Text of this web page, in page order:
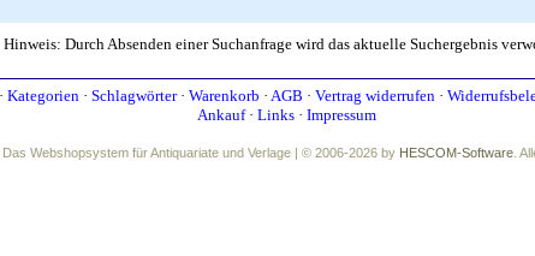
Hinweis: Durch Absenden einer Suchanfrage wird das aktuelle Suchergebnis
Kategorien· Schlagwörter· Warenkorb · AGB · Vertrag widerrufen·
Ankauf· Links· Impressum
Das Webshopsystem für Antiquariate und Verlage | © 2006-2026 by HESCOM-Software .